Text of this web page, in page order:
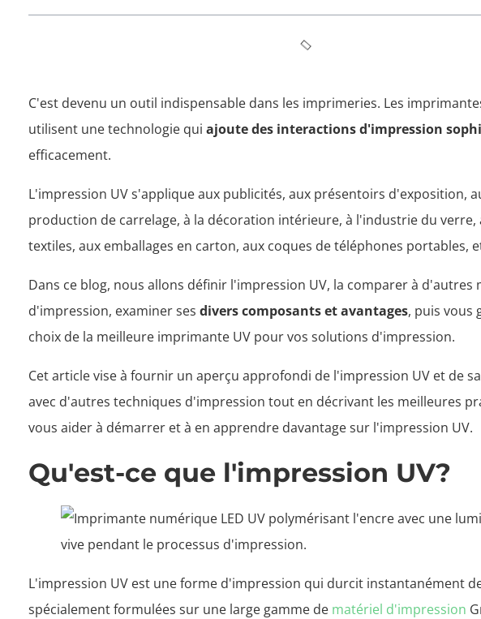
C'est devenu un outil indispensable dans les imprimeries. Les
utilisent une technologie qui ajoute des interactions d'impression
efficacement.
L'impression UV s'applique aux publicités, aux présentoirs d'exposition,
production de carrelage, à la décoration intérieure, à l'industrie du verre,
textiles, aux emballages en carton, aux coques de téléphones portables,
Dans ce blog, nous allons définir l'impression UV, la comparer à d'autres
d'impression, examiner ses divers composants et avantages, puis vous
choix de la meilleure imprimante UV pour vos solutions d'impression.
Cet article vise à fournir un aperçu approfondi de l'impression UV et de
avec d'autres techniques d'impression tout en décrivant les meilleures
vous aider à démarrer et à en apprendre davantage sur l'impression UV.
Qu'est-ce que l'impression UV?
L'impression UV est une forme d'impression qui durcit instantanément
spécialement formulées sur une large gamme de matériel d'impression